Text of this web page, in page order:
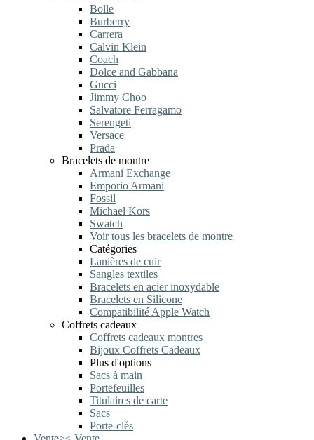
Bolle
Burberry
Carrera
Calvin Klein
Coach
Dolce and Gabbana
Gucci
Jimmy Choo
Salvatore Ferragamo
Serengeti
Versace
Prada
Bracelets de montre
Armani Exchange
Emporio Armani
Fossil
Michael Kors
Swatch
Voir tous les bracelets de montre
Catégories
Lanières de cuir
Sangles textiles
Bracelets en acier inoxydable
Bracelets en Silicone
Compatibilité Apple Watch
Coffrets cadeaux
Coffrets cadeaux montres
Bijoux Coffrets Cadeaux
Plus d'options
Sacs à main
Portefeuilles
Titulaires de carte
Sacs
Porte-clés